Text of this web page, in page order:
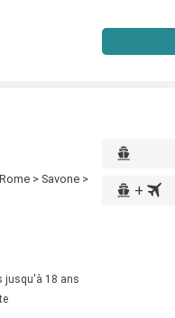
> Savone >
jusqu'à 18 ans
+